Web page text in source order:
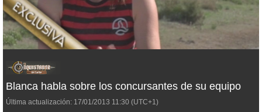
Blanca habla sobre los concursantes de su equipo
Última actualización: 17/01/2013 11:30 (UTC+1)